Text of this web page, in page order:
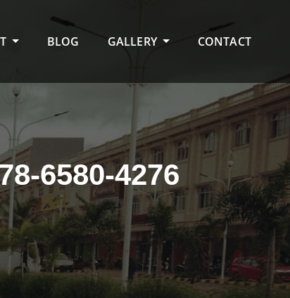
BLOG GALLERY CONTACT
6580-4276